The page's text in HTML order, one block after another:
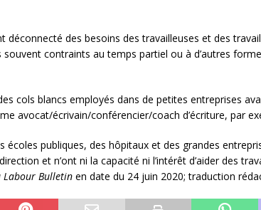
des besoins des travailleuses et des
contraints au temps partiel ou à d’autres
cols blancs employés dans de petites entreprises
avocat/écrivain/conférencier/coach d’écriture, par
écoles publiques, des hôpitaux et des grandes
et n’ont ni la capacité ni l’intérêt d’aider des
Labour Bulletin en date du 24 juin 2020; traduction